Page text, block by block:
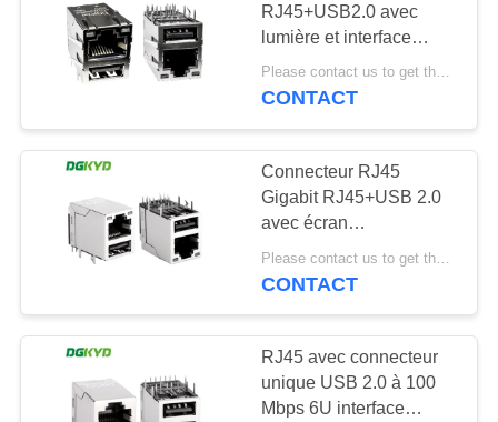
CONTRÔLE
QUALITÉ
CONTACTEZ-
NOUS
UNE
CITATION
Connecteurs
multiples du port
RJ45
Port RJ45 simple
RJ45+USB2.0 avec
lumière et interface
blindée
DGKYD611U2Q008DF5WD
Please contact us to get the latest price. MOQ:1 pièce
CONTACT
Connecteur RJ45
Gigabit RJ45+USB 2.0
avec écran
CONTACT
RJ45 avec connecteur
unique USB 2.0 à 100
Mbps 6U interface